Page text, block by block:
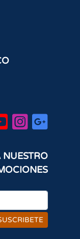
NUESTRO